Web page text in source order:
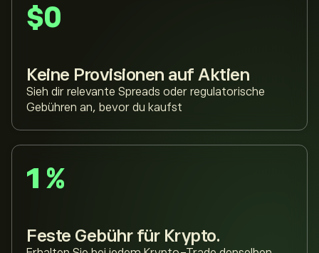
$0
Keine Provisionen auf Aktien
Sieh dir relevante Spreads oder regulatorische
Gebühren an, bevor du kaufst
1 %
Feste Gebühr für Krypto.